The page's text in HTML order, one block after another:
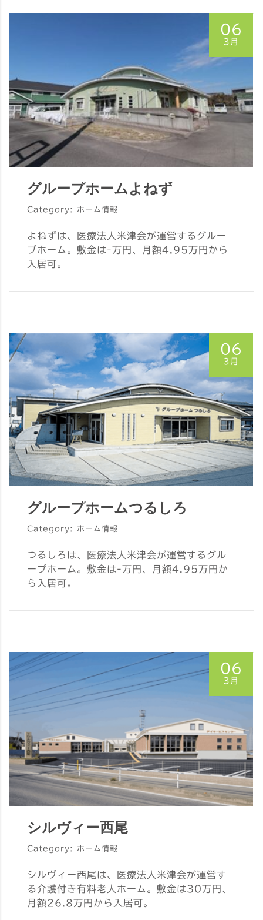
06
3月
グループホームよねず
Category: ホーム情報
よねずは、医療法人米津会が運営するグルー
プホーム。敷金は-万円、月額4.95万円から
入居可。
06
3月
グループホームつるしろ
Category: ホーム情報
つるしろは、医療法人米津会が運営するグル
ープホーム。敷金は-万円、月額4.95万円か
ら入居可。
06
3月
シルヴィー西尾
Category: ホーム情報
シルヴィー西尾は、医療法人米津会が運営す
る介護付き有料老人ホーム。敷金は30万円、
月額26.8万円から入居可。